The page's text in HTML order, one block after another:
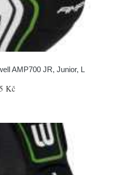
AMP700 JR, Junior, L
Kč